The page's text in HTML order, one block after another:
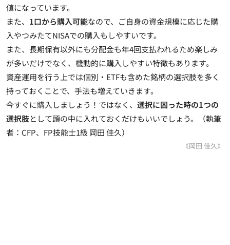
値になっています。
また、 1口から購入可能なので、ご自身の資金規模に応じた購
入やつみたてNISAでの購入もしやすいです。
また、長期保有以外にも分配金も年4回支払われるため楽しみ
が多いだけでなく、機動的に購入しやすい特徴もあります。
資産運用を行う上では個別・ETFも含めた銘柄の選択肢を多く
持っておくことで、手法も増えていきます。
今すぐに購入しましょう！ではなく、 選択に困った時の1つの
選択肢として頭の中に入れておくだけもいいでしょう。（執筆
者：CFP、FP技能士1級 岡田 佳久）
《岡田 佳久》